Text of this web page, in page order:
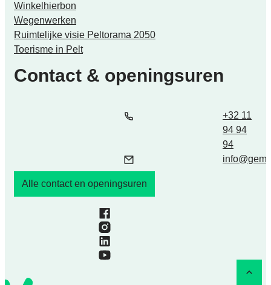
Winkelhierbon
Wegenwerken
Ruimtelijke visie Peltorama 2050
Toerisme in Pelt
Contact & openingsuren
+32 11
94 94
94
info@
Alle contact en openingsuren